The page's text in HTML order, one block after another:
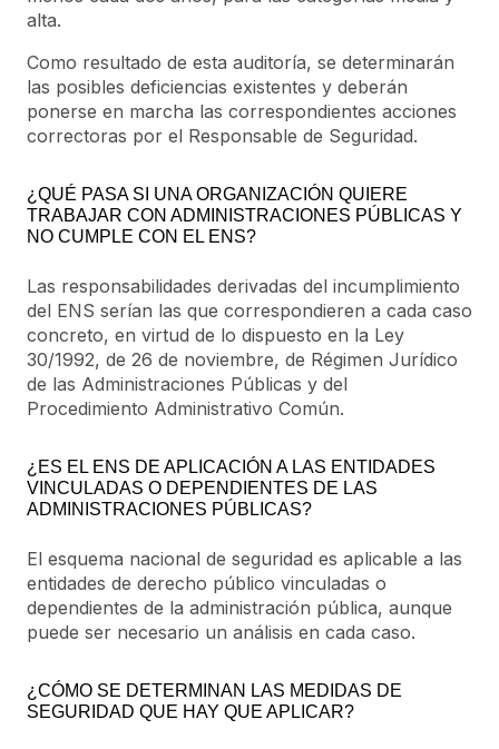
alta.
Como resultado de esta auditoría, se determinarán
las posibles deficiencias existentes y deberán
ponerse en marcha las correspondientes acciones
correctoras por el Responsable de Seguridad.
¿QUÉ PASA SI UNA ORGANIZACIÓN QUIERE
TRABAJAR CON ADMINISTRACIONES PÚBLICAS Y
NO CUMPLE CON EL ENS?
Las responsabilidades derivadas del incumplimiento
del ENS serían las que correspondieren a cada caso
concreto, en virtud de lo dispuesto en la Ley
30/1992, de 26 de noviembre, de Régimen Jurídico
de las Administraciones Públicas y del
Procedimiento Administrativo Común.
¿ES EL ENS DE APLICACIÓN A LAS ENTIDADES
VINCULADAS O DEPENDIENTES DE LAS
ADMINISTRACIONES PÚBLICAS?
El esquema nacional de seguridad es aplicable a las
entidades de derecho público vinculadas o
dependientes de la administración pública, aunque
puede ser necesario un análisis en cada caso.
¿CÓMO SE DETERMINAN LAS MEDIDAS DE
SEGURIDAD QUE HAY QUE APLICAR?